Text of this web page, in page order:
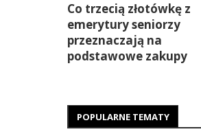
Co trzecią złotówkę z
emerytury seniorzy
przeznaczają na
podstawowe zakupy
POPULARNE TEMATY